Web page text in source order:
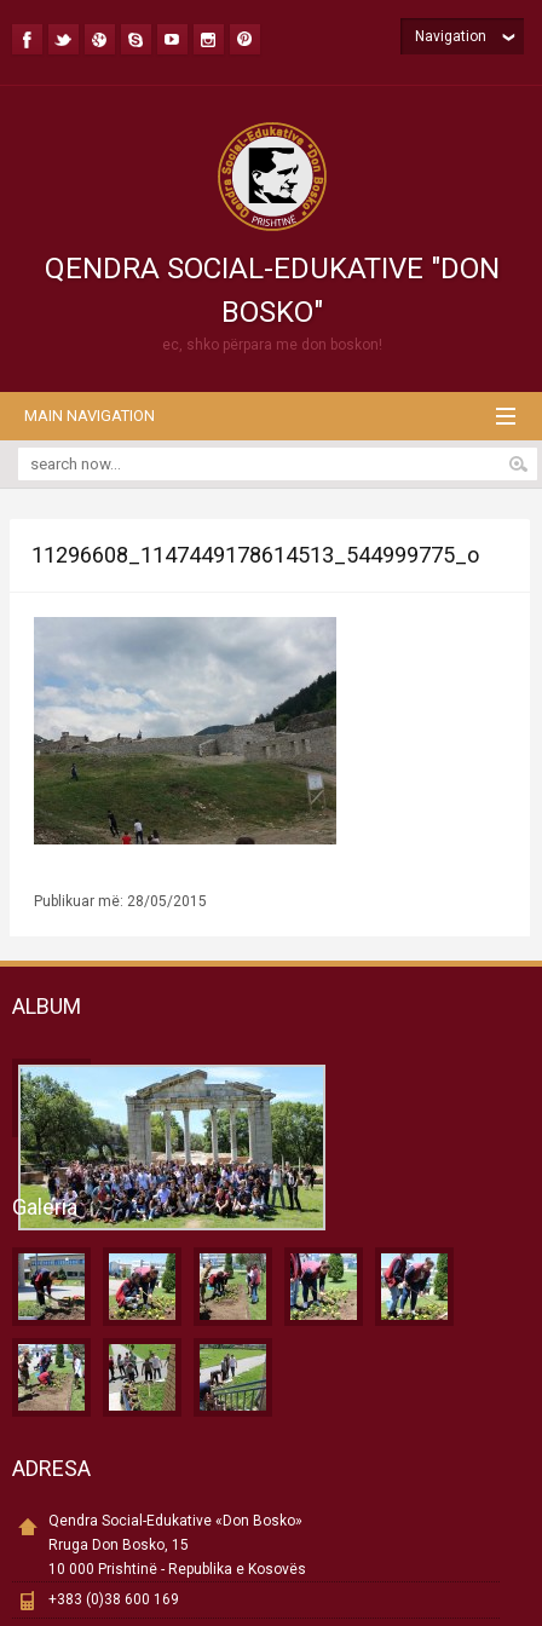
QENDRA SOCIAL-EDUKATIVE "DON
BOSKO"
ec, shko përpara me don boskon!
Navigation
MAIN NAVIGATION
11296608_1147449178614513_544999775_o
Publikuar më: 28/05/2015
ALBUM
Galeria
ADRESA
Qendra Social-Edukative «Don Bosko»
Rruga Don Bosko, 15
10 000 Prishtinë - Republika e Kosovës
+383 (0)38 600 169